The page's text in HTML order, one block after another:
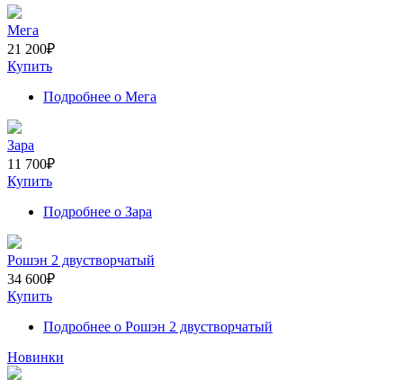
Мега
21 200₽
Купить
Подробнее о Мега
Зара
11 700₽
Купить
Подробнее о Зара
Рошэн 2 двустворчатый
34 600₽
Купить
Подробнее о Рошэн 2 двустворчатый
Новинки